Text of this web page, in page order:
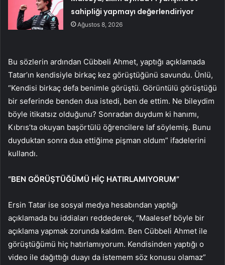
sahipliği yapmayı değerlendiriyor
Ağustos 8, 2026
Bu sözlerin ardından Cübbeli Ahmet, yaptığı açıklamada
Tatar’ın kendisiyle birkaç kez görüştüğünü savundu. Ünlü,
“Kendisi birkaç defa benimle görüştü. Görüntülü görüştüğü
bir seferinde benden dua istedi, ben de ettim. Ne bileydim
böyle itikatsız olduğunu? Sonradan duydum ki hanımı,
Kıbrıs’ta okuyan başörtülü öğrencilere laf söylemiş. Bunu
duyduktan sonra dua ettiğime pişman oldum” ifadelerini
kullandı.
“BEN GÖRÜŞTÜĞÜMÜ HİÇ HATIRLAMIYORUM”
Ersin Tatar ise sosyal medya hesabından yaptığı
açıklamada bu iddiaları reddederek, “Maalesef böyle bir
açıklama yapmak zorunda kaldım. Ben Cübbeli Ahmet ile
görüştüğümü hiç hatırlamıyorum. Kendisinden yaptığı o
video ile dağıttığı duayı da istemem söz konusu olamaz”